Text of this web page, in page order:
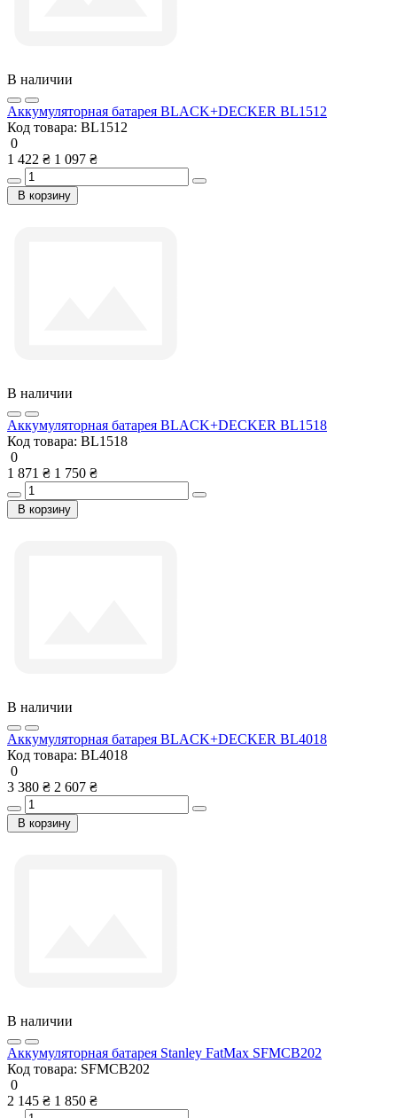
В наличии
Аккумуляторная батарея BLACK+DECKER BL1512
Код товара: BL1512
0
1 422 ₴ 1 097 ₴
В корзину
В наличии
Аккумуляторная батарея BLACK+DECKER BL1518
Код товара: BL1518
0
1 871 ₴ 1 750 ₴
В корзину
В наличии
Аккумуляторная батарея BLACK+DECKER BL4018
Код товара: BL4018
0
3 380 ₴ 2 607 ₴
В корзину
В наличии
Аккумуляторная батарея Stanley FatMax SFMCB202
Код товара: SFMCB202
0
2 145 ₴ 1 850 ₴